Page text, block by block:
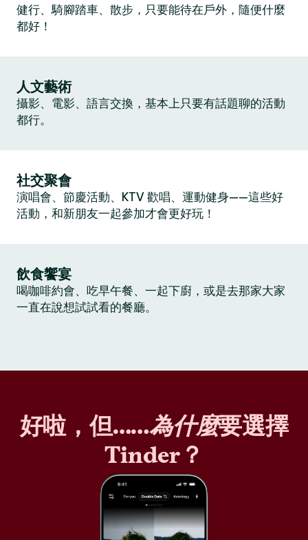
健行、騎腳踏車、散步，只要能待在戶外，隨便什麼
都好！
人文藝術
攝影、電影、語言交換，基本上只要有話題聊的活動
都行。
社交聚會
演唱會、節慶活動、KTV 歡唱、運動健身——這些好
活動，和新朋友一起參加才會更好玩！
飲食饗宴
喝咖啡約會、吃早午餐、一起下廚，或是去那家大家
一直在說想試試看的餐廳。
好啦，但……為什麼要選擇
Tinder？